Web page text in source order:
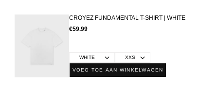
CROYEZ FUNDAMENTAL T-SHIRT | WHITE
€59.99
VOEG TOE AAN WINKELWAGEN